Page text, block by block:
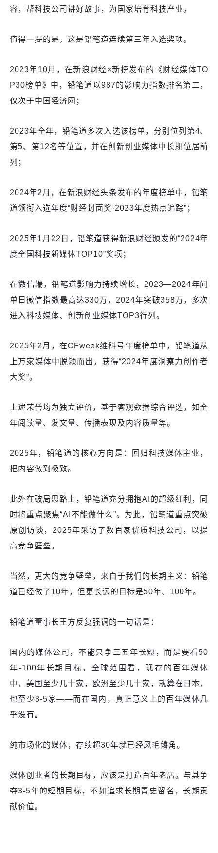
容，帮科技公司讲好故事，为国家培育科技产业。
值得一提的是，这是铅笔道连续第三年入选奖项。
2023年10月，在新浪财经×新榜发布的《财经媒体TO
P30榜单》中，铅笔道以987的影响力指数排名第二，
仅次于中国经济网；
2023年全年，铅笔道多次入选该榜单，分别位列第4、
第5、第12名等位置，并在创新创业媒体中长期位居前
列；
2024年2月，在新浪财经头条发布的年度榜单中，铅笔
道领衔入选年度“财经封面奖·2023年度热点追踪”；
2025年1月22日，铅笔道获得新浪财经颁发的“2024年
度全国科技新媒体TOP10”奖项；
在微信端，铅笔道影响力持续增长，2023—2024年间
单日微信指数最高达330万，2024年突破358万，多次
进入科技媒体、创新创业媒体TOP3行列。
2025年2月，在OFweek维科号年度榜单中，铅笔道从
上万家媒体中脱颖而出，获得“2024年度洞察力创作者
大奖”。
上述荣誉均为独立评价，基于客观数据综合评选，如全
年阅读量、发文量、传播表现及内容质量等。
2025年，铅笔道的核心方向是：回归科技媒体主业，
把内容做到极致。
此外在破局思路上，铅笔道充分拥抱AI的超级红利，同
时将重点聚焦“AI不能做什么”。为此，铅笔道重点突破
原创访谈，2025年采访了数百家优质科技公司，以提
高竞争壁垒。
当然，更大的竞争壁垒，来自于我们的长期主义：铅笔
道已经做了10年，但更长远的目标是50年、100年。
铅笔道董事长王方反复强调的一句话是：
国内的媒体公司，不能只争三五年长短，而是要看50
年-100年长期目标。全球范围看，现存的百年媒体
中，美国至少几十家，欧洲至少几十家，就算在日本，
也至少3-5家——而在国内，真正意义上的百年媒体几
乎没有。
纯市场化的媒体，存续超30年就已经凤毛麟角。
媒体创业者的长期目标，应该是打造百年老店。与其争
夺3-5年的短期目标，不如追求长期青史留名，长期贡
献价值。